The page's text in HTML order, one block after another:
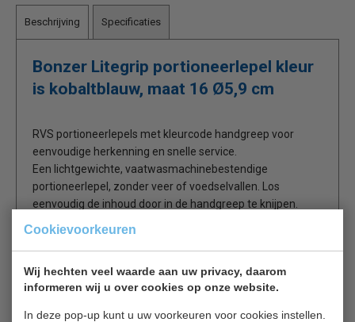
Cookievoorkeuren
Wij hechten veel waarde aan uw privacy, daarom
informeren wij u over cookies op onze website.
In deze pop-up kunt u uw voorkeuren voor cookies instellen.
Beschrijving Specificaties
Bonzer Litegrip portioneerlepel kleur
is kobaltblauw, maat 16 Ø5,9 cm
RVS portioneerlepels met kleurcode handgreep voor
eenvoudige herkenning en snelle service.
Een lichtgewichte, vaatwasmachinebestendige
portioneerlepel, zonder veer of voedselvallen. Los
eenvoudig de inhoud door in de handgreep te knijpen.
Vaatwasmachinebestendig
ca. 16 porties per liter